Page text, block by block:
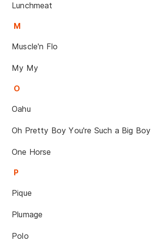
Lunchmeat
M
Muscle'n Flo
My My
O
Oahu
Oh Pretty Boy You're Such a Big Boy
One Horse
P
Pique
Plumage
Polo